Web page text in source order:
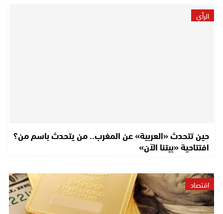
الرأي
حين تتحدث «العربية» عن المغرب.. من يتحدث باسم من؟
افتتاحية «بيتنا الآن»
اقتصاد